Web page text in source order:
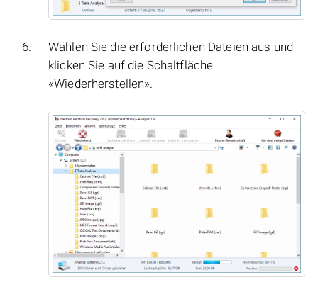
Wählen Sie die erforderlichen Dateien aus und
klicken Sie auf die Schaltfläche
«Wiederherstellen».